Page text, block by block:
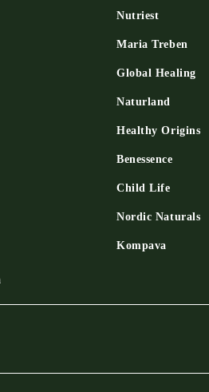
Nutriest
Maria Treben
Global Healing
Naturland
Healthy Origins
Benessence
Child Life
Nordic Naturals
Kompava